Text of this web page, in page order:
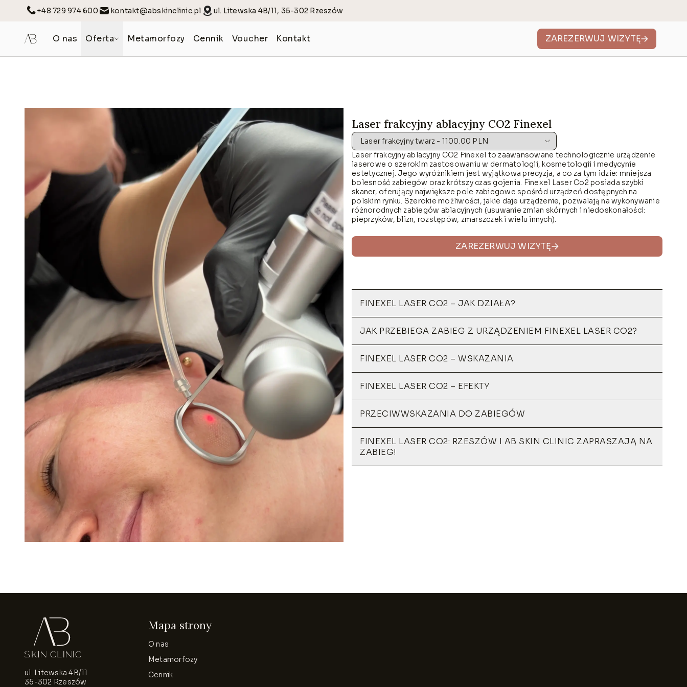
+48 729 974 600 kontakt@abskinclinic.pl ul. Litewska 4B/11, 35-302 Rzeszów
O nas Oferta Metamorfozy Cennik Voucher Kontakt
Stymulatory tkankowe
Osocze bogatopłytkowe
Fibryna bogatopłytkowa
Terapia blizn i rozstępów
Lipoliza iniekcyjna
Terapie anti age
Terapie dla kobiet w ciąży
Terapie dla skóry trądzikowej
Terapie lecznicze- przebarwienia, naczynka
Terapie profilaktyczne- nawilżanie, odbudowa
Oczyszczanie wodorowe
Infuzja tlenowa
Laser frakcyjny ablacyjny CO2 Finexel
Laser Alma Harmony DYE-VL
Depilacja Laserowa Primelase
Fototerapia Dermalux MED
Alma Harmony Termolifting NIR
ZAREZERWUJ WIZYTĘ
Laser frakcyjny ablacyjny CO2 Finexel
Laser frakcyjny ablacyjny CO2 Finexel to zaawansowane technologicznie urządzenie
laserowe o szerokim zastosowaniu w dermatologii, kosmetologii i medycynie
estetycznej. Jego wyróżnikiem jest wyjątkowa precyzja, a co za tym idzie: mniejsza
bolesność zabiegów oraz krótszy czas gojenia. Finexel Laser Co2 posiada szybki
skaner, oferujący największe pole zabiegowe spośród urządzeń dostępnych na
polskim rynku. Szerokie możliwości, jakie daje urządzenie, pozwalają na wykonywanie
różnorodnych zabiegów ablacyjnych (usuwanie zmian skórnych i niedoskonałości:
pieprzyków, blizn, rozstępów, zmarszczek i wielu innych).
ZAREZERWUJ WIZYTĘ
FINEXEL LASER CO2 – JAK DZIAŁA?
JAK PRZEBIEGA ZABIEG Z URZĄDZENIEM FINEXEL LASER CO2?
FINEXEL LASER CO2 – WSKAZANIA
FINEXEL LASER CO2 – EFEKTY
PRZECIWWSKAZANIA DO ZABIEGÓW
FINEXEL LASER CO2: RZESZÓW I AB SKIN CLINIC ZAPRASZAJĄ NA
ZABIEG!
ul. Litewska 4B/11
35-302 Rzeszów
Mapa strony
O nas
Metamorfozy
Cennik